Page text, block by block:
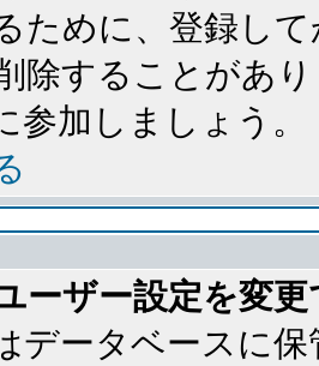
ために、登録し
除することがあ
参加しましょう。
ーザー設定を変
データベースに